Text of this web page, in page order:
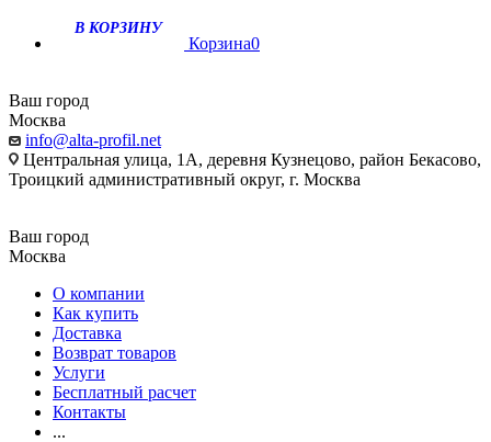
В КОРЗИНУ
Корзина0
Ваш город
Москва
info@alta-profil.net
Центральная улица, 1А, деревня Кузнецово, район Бекасово,
Троицкий административный округ, г. Москва
Ваш город
Москва
О компании
Как купить
Доставка
Возврат товаров
Услуги
Бесплатный расчет
Контакты
...